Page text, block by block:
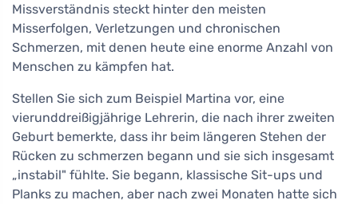
Missverständnis steckt hinter den meisten
Misserfolgen, Verletzungen und chronischen
Schmerzen, mit denen heute eine enorme Anzahl von
Menschen zu kämpfen hat.
Stellen Sie sich zum Beispiel Martina vor, eine
vierunddreißigjährige Lehrerin, die nach ihrer zweiten
Geburt bemerkte, dass ihr beim längeren Stehen der
Rücken zu schmerzen begann und sie sich insgesamt
„instabil" fühlte. Sie begann, klassische Sit-ups und
Planks zu machen, aber nach zwei Monaten hatte sich